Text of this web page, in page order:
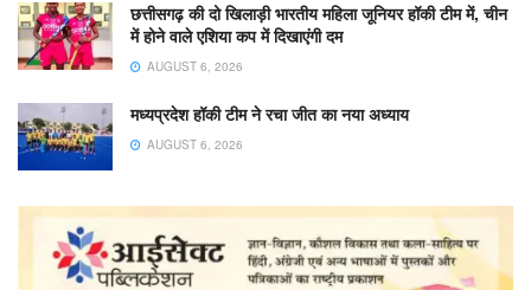
छत्तीसगढ़ की दो खिलाड़ी भारतीय महिला जूनियर हॉकी टीम में, चीन
में होने वाले एशिया कप में दिखाएंगी दम
AUGUST 6, 2026
मध्यप्रदेश हॉकी टीम ने रचा जीत का नया अध्याय
AUGUST 6, 2026